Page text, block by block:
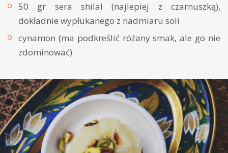
50 gr sera shilal (najlepiej z czarnuszką),
dokładnie wypłukanego z nadmiaru soli
cynamon (ma podkreślić różany smak, ale go nie
zdominować)